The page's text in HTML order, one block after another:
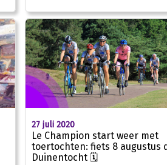
27 juli 2020
Le Champion start weer met
toertochten: fiets 8 augustus
Duinentocht 🗓